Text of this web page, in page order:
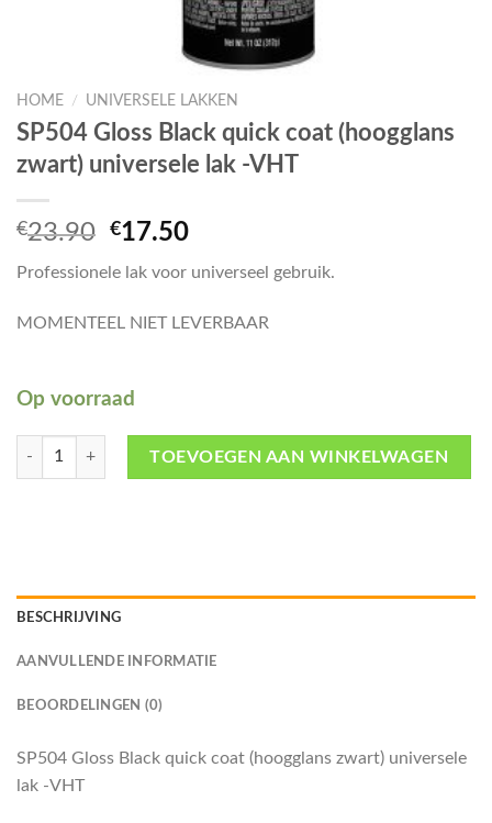
HOME / UNIVERSELE LAKKEN
SP504 Gloss Black quick coat (hoogglans
zwart) universele lak -VHT
€23.90 Oorspronkelijke
was:
€23.90.
€17.50Huidige
is:
€17.50.
Professionele lak voor universeel gebruik.
MOMENTEEL NIET LEVERBAAR
Op voorraad
SP504 Gloss Black quick coat (hoogglans zwart) universele lak -VHT
TOEVOEGEN AAN WINKELWAGEN
BESCHRIJVING
AANVULLENDE INFORMATIE
BEOORDELINGEN (0)
SP504 Gloss Black quick coat (hoogglans zwart) universele
lak -VHT